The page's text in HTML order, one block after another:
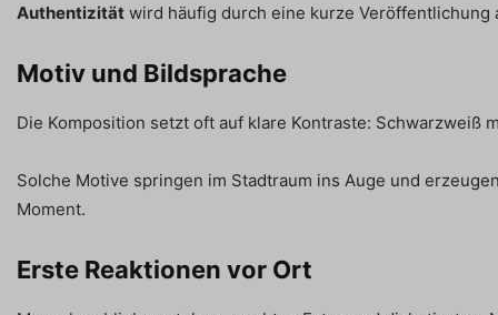
Authentizität wird häufig durch eine kurze Veröffentlichung
Motiv und Bildsprache
Die Komposition setzt oft auf klare Kontraste: Schwarzweiß
Solche Motive springen im Stadtraum ins Auge und
Moment.
Erste Reaktionen vor Ort